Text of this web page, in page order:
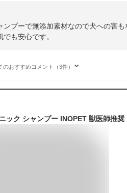
プーで無添加素材なので犬への害も
も安心です。
のおすすめコメント（3件）